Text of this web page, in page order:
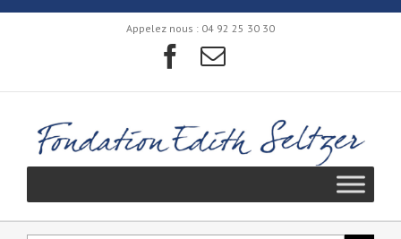
Appelez nous : 04 92 25 30 30